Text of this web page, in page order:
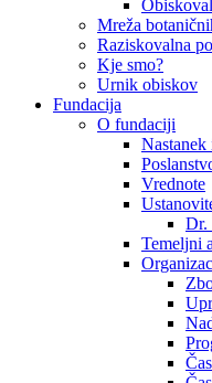
Mreža
Raziskovalna
Kje smo?
Urnik obiskov
Fundacija
O fundaciji
Vrednote
Dr.
Temeljni